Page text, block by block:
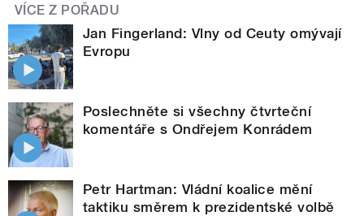
VÍCE Z POŘADU
Jan Fingerland: Vlny od Ceuty omývají
Evropu
Poslechněte si všechny čtvrteční
komentáře s Ondřejem Konrádem
Petr Hartman: Vládní koalice mění
taktiku směrem k prezidentské volbě